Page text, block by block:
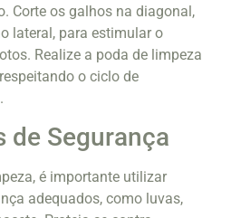
Corte os galhos na diagonal,
lateral, para estimular o
Realize a poda de limpeza
o ciclo de
de Segurança
é importante utilizar
adequados, como luvas,